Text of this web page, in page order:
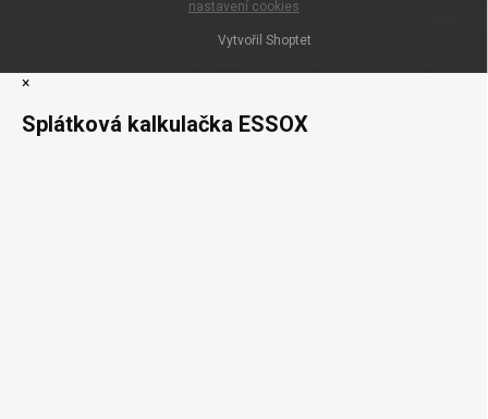
Vytvořil Shoptet
nastavení cookies
×
Splátková kalkulačka ESSOX